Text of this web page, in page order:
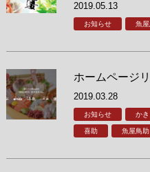
2019.05.13
お知らせ 魚
ホームページ
2019.03.28
お知らせ かき
喜助 魚屋鳥助